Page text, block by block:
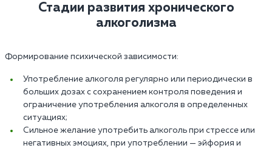
Стадии развития хронического
алкоголизма
Формирование психической зависимости:
Употребление алкоголя регулярно или периодически в
больших дозах с сохранением контроля поведения и
ограничение употребления алкоголя в определенных
ситуациях;
Сильное желание употребить алкоголь при стрессе или
негативных эмоциях, при употреблении — эйфория и